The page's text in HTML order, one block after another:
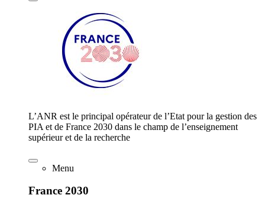
L’ANR est le principal opérateur de l’Etat pour la gestion des
PIA et de France 2030 dans le champ de l’enseignement
supérieur et de la recherche
Menu
France 2030